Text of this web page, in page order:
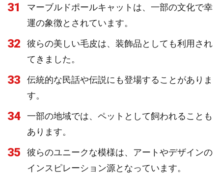
31
マーブルドポールキャットは、一部の文化で幸
運の象徴とされています。
32
彼らの美しい毛皮は、装飾品としても利用され
てきました。
33
伝統的な民話や伝説にも登場することがありま
す。
34
一部の地域では、ペットとして飼われることも
あります。
35
彼らのユニークな模様は、アートやデザインの
インスピレーション源となっています。